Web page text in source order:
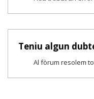
Teniu algun
Al fòrum resolem